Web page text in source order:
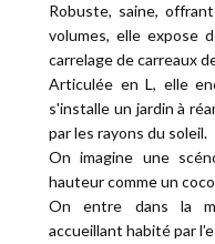
Robuste, saine,
volumes, elle expose
carrelage de carreaux
Articulée en L, elle
s'installe un jardin à
par les rayons du soleil.
On imagine une
hauteur comme un
On entre dans la
accueillant habité par